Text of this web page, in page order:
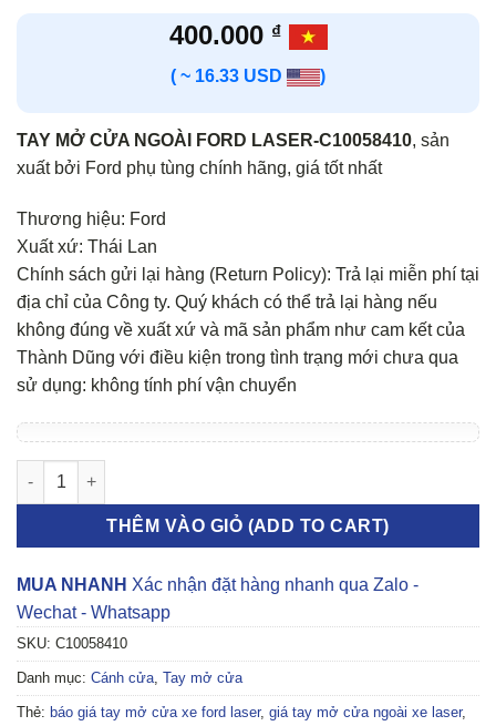
400.000 ₫
( ~ 16.33 USD )
TAY MỞ CỬA NGOÀI FORD LASER-C10058410, sản
xuất bởi Ford phụ tùng chính hãng, giá tốt nhất
Thương hiệu: Ford
Xuất xứ: Thái Lan
Chính sách gửi lại hàng (Return Policy): Trả lại miễn phí tại
địa chỉ của Công ty. Quý khách có thể trả lại hàng nếu
không đúng về xuất xứ và mã sản phẩm như cam kết của
Thành Dũng với điều kiện trong tình trạng mới chưa qua
sử dụng: không tính phí vận chuyển
Tay mở cửa ngoài Ford Laser số lượng
THÊM VÀO GIỎ (ADD TO CART)
MUA NHANH Xác nhận đặt hàng nhanh qua Zalo -
Wechat - Whatsapp
SKU: C10058410
Danh mục: Cánh cửa Tay mở cửa
Thẻ: báo giá tay mở cửa xe ford laser, giá tay mở cửa ngoài xe laser,